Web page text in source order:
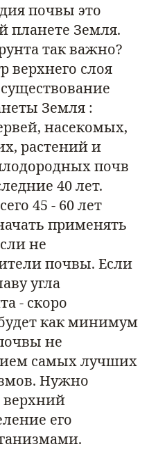
почвы это
планете Земля.
так важно?
верхнего слоя
Земля :
насекомых,
растений и
почв
40 лет.
45 - 60 лет
применять
не
почвы. Если
угла
- скоро
как минимум
не
самых лучших
Нужно
верхний
его